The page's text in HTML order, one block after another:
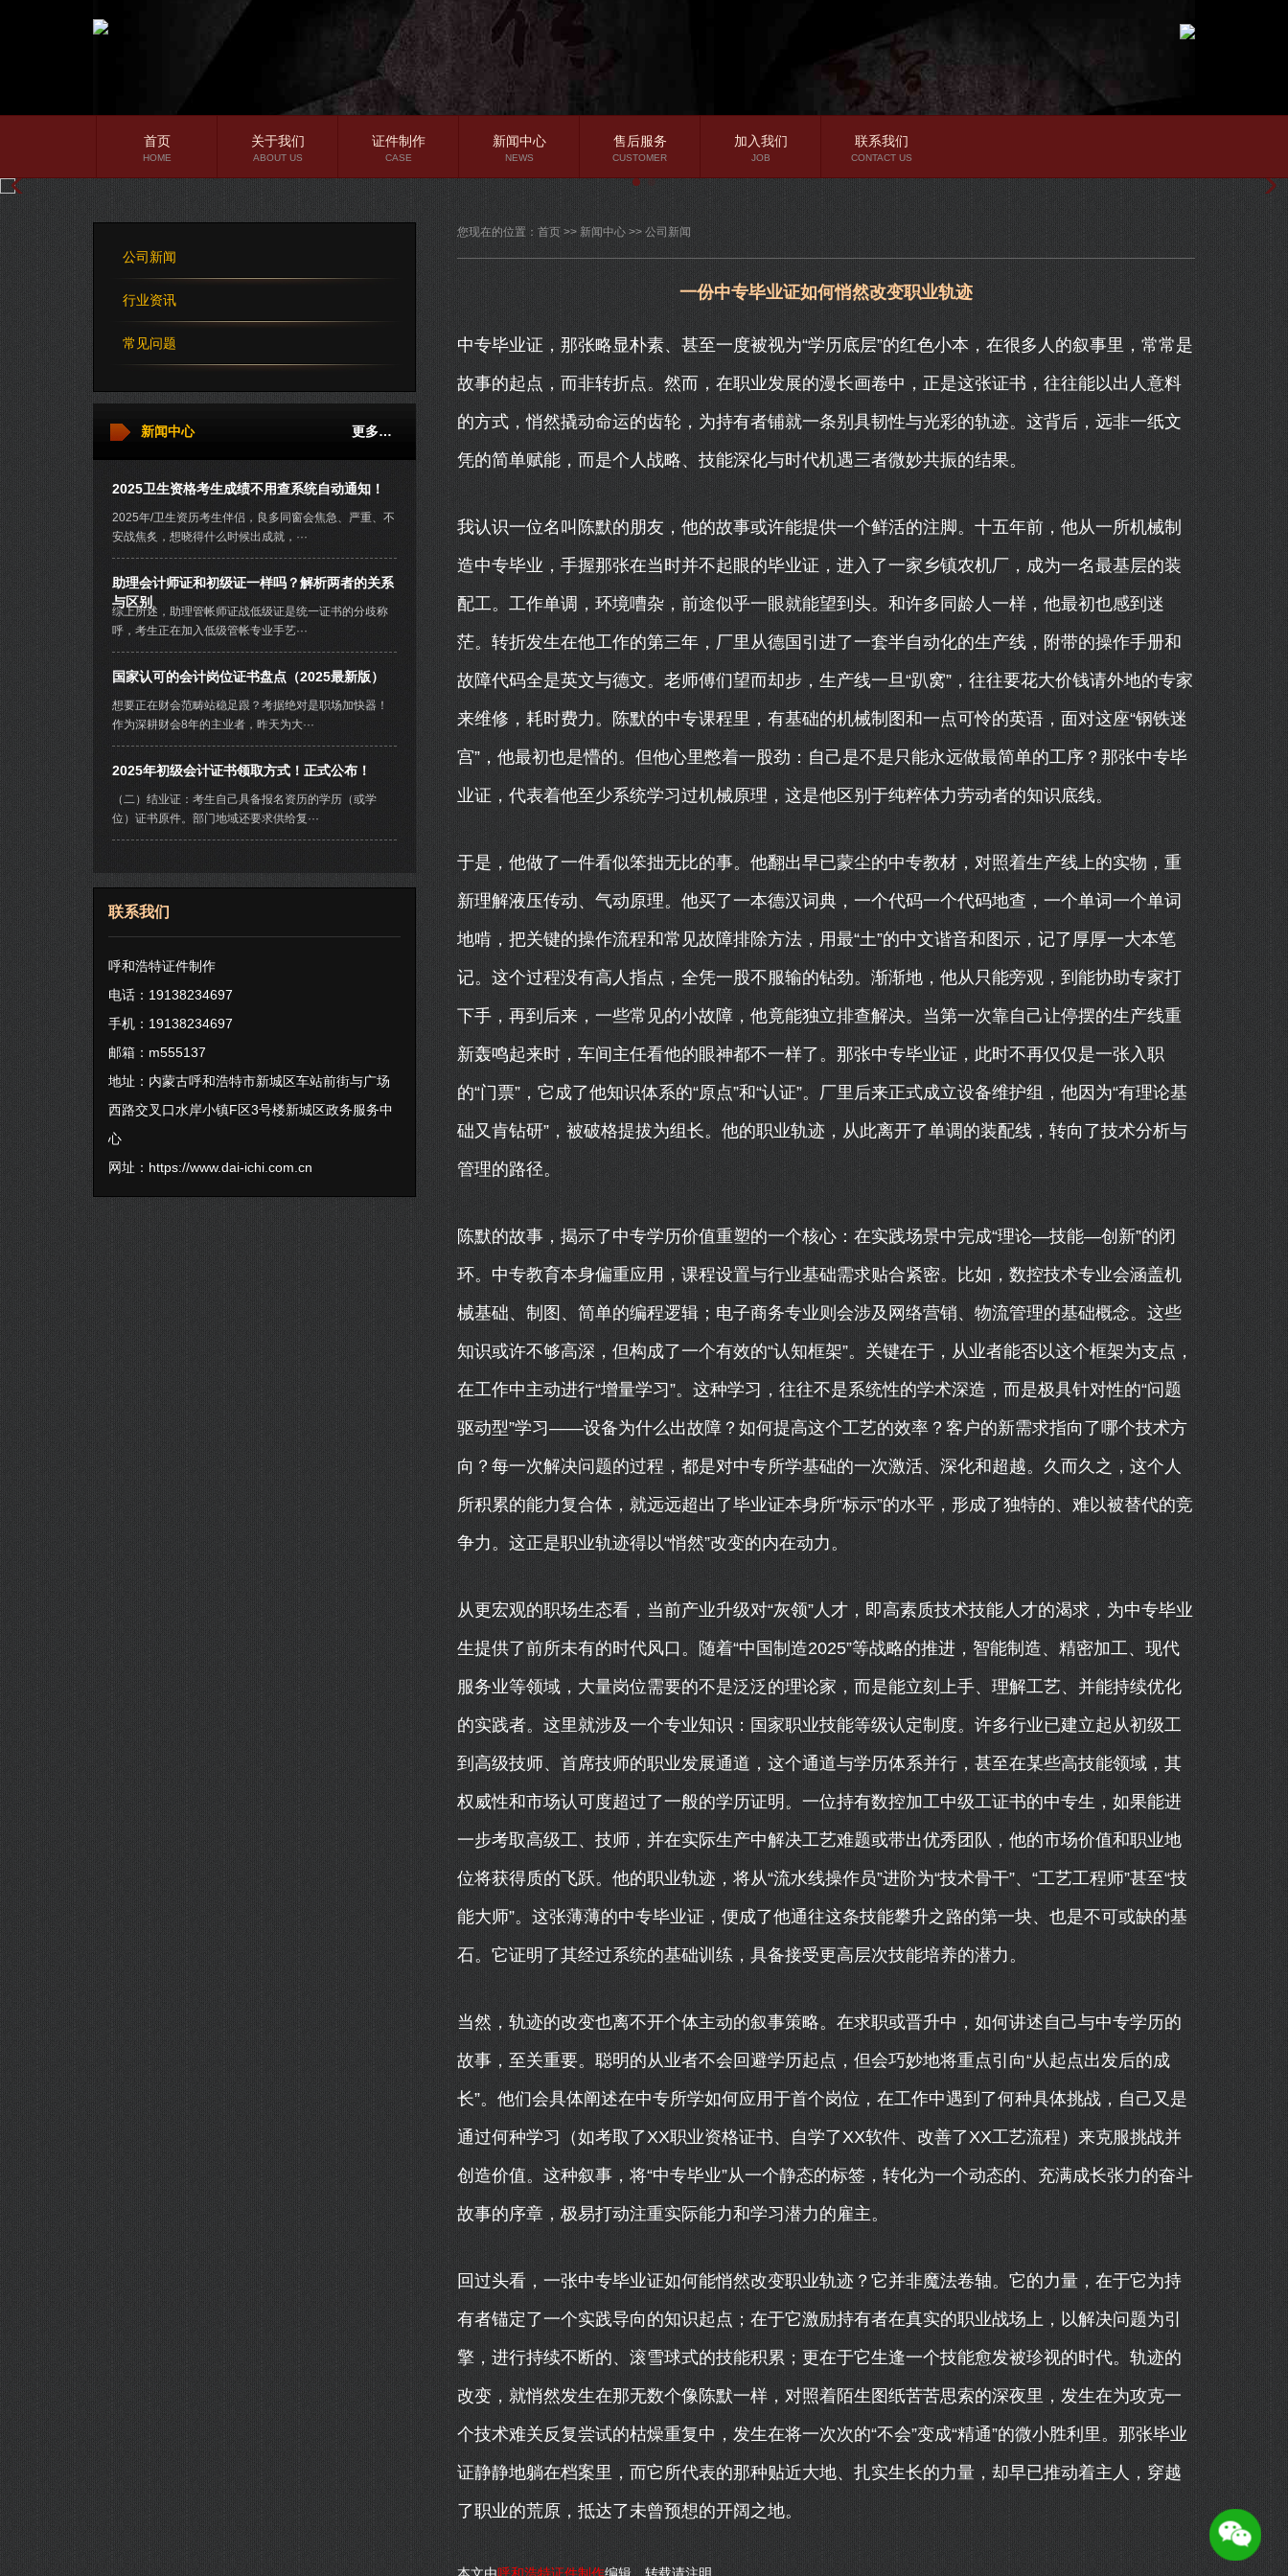
行业资讯
常见问题
首页
HOME
关于我们
ABOUT US
证件制作
CASE
新闻中心
NEWS
售后服务
CUSTOMER
加入我们
JOB
联系我们
CONTACT US
公司新闻
行业资讯
常见问题
更多…
新闻中心
2025卫生资格考生成绩不用查系统自动通知！
2025年/卫生资历考生伴侣，良多同窗会焦急、严重、不
安战焦炙，想晓得什么时候出成就，···
助理会计师证和初级证一样吗？解析两者的关系
与区别
综上所述，助理管帐师证战低级证是统一证书的分歧称
呼，考生正在加入低级管帐专业手艺···
国家认可的会计岗位证书盘点（2025最新版）
想要正在财会范畴站稳足跟？考据绝对是职场加快器！
作为深耕财会8年的主业者，昨天为大···
2025年初级会计证书领取方式！正式公布！
（二）结业证：考生自己具备报名资历的学历（或学
位）证书原件。部门地域还要求供给复···
联系我们
呼和浩特证件制作
电话：19138234697
手机：19138234697
邮箱：m555137
地址：内蒙古呼和浩特市新城区车站前街与广场
西路交叉口水岸小镇F区3号楼新城区政务服务中
心
网址： https://www.dai-ichi.com.cn
您现在的位置： 首页 >> 新闻中心 >> 公司新闻
一份中专毕业证如何悄然改变职业轨迹
中专毕业证，那张略显朴素、甚至一度被视为“学历底层”的红色小本，在很多人的叙事里，常常是
故事的起点，而非转折点。然而，在职业发展的漫长画卷中，正是这张证书，往往能以出人意料
的方式，悄然撬动命运的齿轮，为持有者铺就一条别具韧性与光彩的轨迹。这背后，远非一纸文
凭的简单赋能，而是个人战略、技能深化与时代机遇三者微妙共振的结果。
我认识一位名叫陈默的朋友，他的故事或许能提供一个鲜活的注脚。十五年前，他从一所机械制
造中专毕业，手握那张在当时并不起眼的毕业证，进入了一家乡镇农机厂，成为一名最基层的装
配工。工作单调，环境嘈杂，前途似乎一眼就能望到头。和许多同龄人一样，他最初也感到迷
茫。转折发生在他工作的第三年，厂里从德国引进了一套半自动化的生产线，附带的操作手册和
故障代码全是英文与德文。老师傅们望而却步，生产线一旦“趴窝”，往往要花大价钱请外地的专家
来维修，耗时费力。陈默的中专课程里，有基础的机械制图和一点可怜的英语，面对这座“钢铁迷
宫”，他最初也是懵的。但他心里憋着一股劲：自己是不是只能永远做最简单的工序？那张中专毕
业证，代表着他至少系统学习过机械原理，这是他区别于纯粹体力劳动者的知识底线。
于是，他做了一件看似笨拙无比的事。他翻出早已蒙尘的中专教材，对照着生产线上的实物，重
新理解液压传动、气动原理。他买了一本德汉词典，一个代码一个代码地查，一个单词一个单词
地啃，把关键的操作流程和常见故障排除方法，用最“土”的中文谐音和图示，记了厚厚一大本笔
记。这个过程没有高人指点，全凭一股不服输的钻劲。渐渐地，他从只能旁观，到能协助专家打
下手，再到后来，一些常见的小故障，他竟能独立排查解决。当第一次靠自己让停摆的生产线重
新轰鸣起来时，车间主任看他的眼神都不一样了。那张中专毕业证，此时不再仅仅是一张入职
的“门票”，它成了他知识体系的“原点”和“认证”。厂里后来正式成立设备维护组，他因为“有理论基
础又肯钻研”，被破格提拔为组长。他的职业轨迹，从此离开了单调的装配线，转向了技术分析与
管理的路径。
陈默的故事，揭示了中专学历价值重塑的一个核心：在实践场景中完成“理论—技能—创新”的闭
环。中专教育本身偏重应用，课程设置与行业基础需求贴合紧密。比如，数控技术专业会涵盖机
械基础、制图、简单的编程逻辑；电子商务专业则会涉及网络营销、物流管理的基础概念。这些
知识或许不够高深，但构成了一个有效的“认知框架”。关键在于，从业者能否以这个框架为支点，
在工作中主动进行“增量学习”。这种学习，往往不是系统性的学术深造，而是极具针对性的“问题
驱动型”学习——设备为什么出故障？如何提高这个工艺的效率？客户的新需求指向了哪个技术方
向？每一次解决问题的过程，都是对中专所学基础的一次激活、深化和超越。久而久之，这个人
所积累的能力复合体，就远远超出了毕业证本身所“标示”的水平，形成了独特的、难以被替代的竞
争力。这正是职业轨迹得以“悄然”改变的内在动力。
从更宏观的职场生态看，当前产业升级对“灰领”人才，即高素质技术技能人才的渴求，为中专毕业
生提供了前所未有的时代风口。随着“中国制造2025”等战略的推进，智能制造、精密加工、现代
服务业等领域，大量岗位需要的不是泛泛的理论家，而是能立刻上手、理解工艺、并能持续优化
的实践者。这里就涉及一个专业知识：国家职业技能等级认定制度。许多行业已建立起从初级工
到高级技师、首席技师的职业发展通道，这个通道与学历体系并行，甚至在某些高技能领域，其
权威性和市场认可度超过了一般的学历证明。一位持有数控加工中级工证书的中专生，如果能进
一步考取高级工、技师，并在实际生产中解决工艺难题或带出优秀团队，他的市场价值和职业地
位将获得质的飞跃。他的职业轨迹，将从“流水线操作员”进阶为“技术骨干”、“工艺工程师”甚至“技
能大师”。这张薄薄的中专毕业证，便成了他通往这条技能攀升之路的第一块、也是不可或缺的基
石。它证明了其经过系统的基础训练，具备接受更高层次技能培养的潜力。
当然，轨迹的改变也离不开个体主动的叙事策略。在求职或晋升中，如何讲述自己与中专学历的
故事，至关重要。聪明的从业者不会回避学历起点，但会巧妙地将重点引向“从起点出发后的成
长”。他们会具体阐述在中专所学如何应用于首个岗位，在工作中遇到了何种具体挑战，自己又是
通过何种学习（如考取了XX职业资格证书、自学了XX软件、改善了XX工艺流程）来克服挑战并
创造价值。这种叙事，将“中专毕业”从一个静态的标签，转化为一个动态的、充满成长张力的奋斗
故事的序章，极易打动注重实际能力和学习潜力的雇主。
回过头看，一张中专毕业证如何能悄然改变职业轨迹？它并非魔法卷轴。它的力量，在于它为持
有者锚定了一个实践导向的知识起点；在于它激励持有者在真实的职业战场上，以解决问题为引
擎，进行持续不断的、滚雪球式的技能积累；更在于它生逢一个技能愈发被珍视的时代。轨迹的
改变，就悄然发生在那无数个像陈默一样，对照着陌生图纸苦苦思索的深夜里，发生在为攻克一
个技术难关反复尝试的枯燥重复中，发生在将一次次的“不会”变成“精通”的微小胜利里。那张毕业
证静静地躺在档案里，而它所代表的那种贴近大地、扎实生长的力量，却早已推动着主人，穿越
了职业的荒原，抵达了未曾预想的开阔之地。